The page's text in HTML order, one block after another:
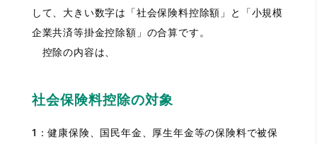
して、大きい数字は「社会保険料控除額」と「小規模
企業共済等掛金控除額」の合算です。
控除の内容は、
社会保険料控除の対象
1：健康保険、国民年金、厚生年金等の保険料で被保